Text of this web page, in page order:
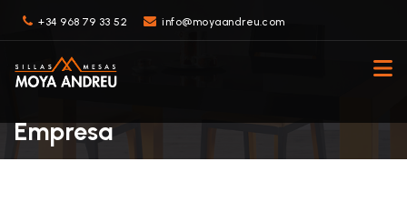
+34 968 79 33 52 info@moyaandreu.com
Empresa